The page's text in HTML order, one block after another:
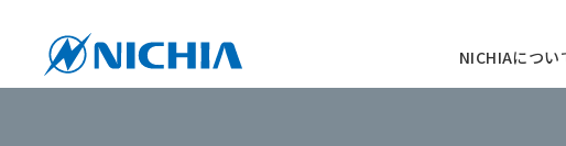
NICHIAについ